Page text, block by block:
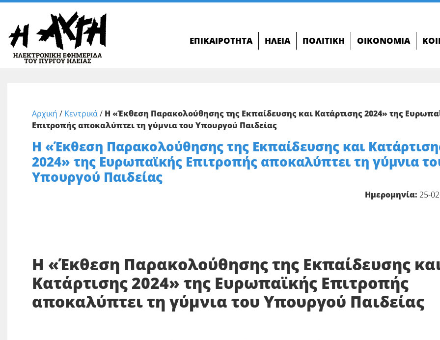
ΕΠΙΚΑΙΡΌΤΗΤΑ ΗΛΕΊΑ ΠΟΛΙΤΙΚΉ ΟΙΚΟΝΟΜΊΑ
Αρχική / Κεντρικά/ Η «Έκθεση Παρακολούθησης της Εκπαίδευσης και Κατάρτισης 2024» της
Επιτροπής αποκαλύπτει τη γύμνια του Υπουργού Παιδείας
Η «Έκθεση Παρακολούθησης της Εκπαίδευσης και
2024» της Ευρωπαϊκής Επιτροπής αποκαλύπτει τη γύμνια
Υπουργού Παιδείας
Ημερομηνία: 25-
Η «Έκθεση Παρακολούθησης της Εκπαίδευσης
Κατάρτισης 2024» της Ευρωπαϊκής Επιτροπής
αποκαλύπτει τη γύμνια του Υπουργού Παιδείας